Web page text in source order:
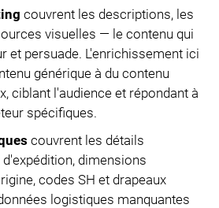
couvrent les descriptions, les
visuelles — le contenu qui
et persuade. L'enrichissement ici
générique à du contenu
ciblant l'audience et répondant à
spécifiques.
couvrent les détails
dimensions
codes SH et drapeaux
logistiques manquantes